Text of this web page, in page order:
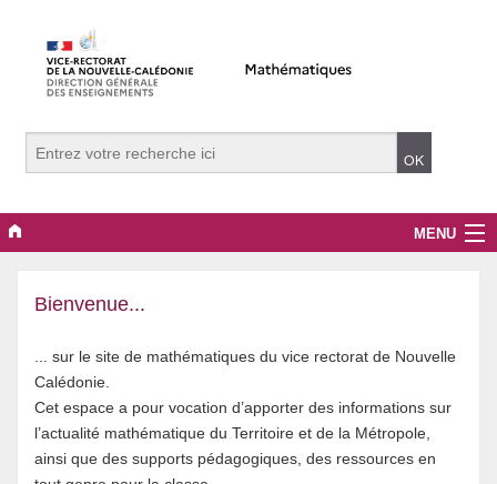
MENU
Lycée
Vers le supérieur
Maître Auxiliaire
Le nouveau programme de mathématiques du cycle 3,
publié en avril 2025, entre en vigueur à la rentrée de février
2026 pour la classe de sixième en Nouvelle-Calédonie, soit
un semestre après son application dans les établissements
Bienvenue...
... sur le site de mathématiques du vice rectorat de Nouvelle
Calédonie.
Cet espace a pour vocation d’apporter des informations sur
l’actualité mathématique du Territoire et de la Métropole,
ainsi que des supports pédagogiques, des ressources en